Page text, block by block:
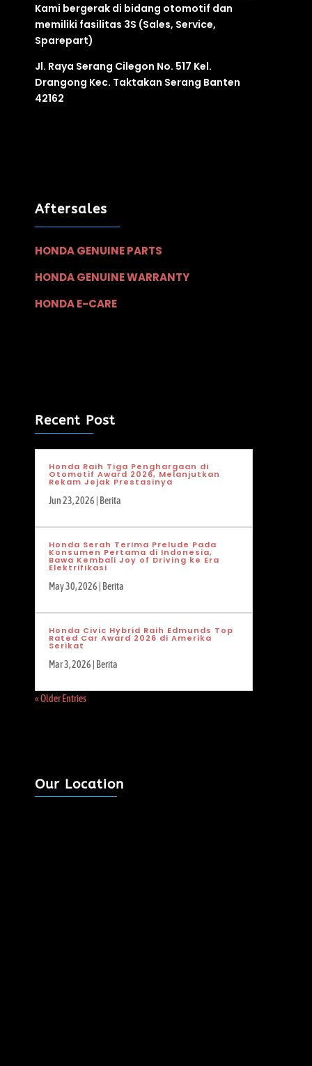
Kami bergerak di bidang otomotif dan
memiliki fasilitas 3S (Sales, Service,
Sparepart)
Jl. Raya Serang Cilegon No. 517 Kel.
Drangong Kec. Taktakan Serang Banten
42162
Aftersales
HONDA GENUINE PARTS
HONDA GENUINE WARRANTY
HONDA E-CARE
Recent Post
Honda Raih Tiga Penghargaan di
Otomotif Award 2026, Melanjutkan
Rekam Jejak Prestasinya
Jun 23, 2026
Berita
Honda Serah Terima Prelude Pada
Konsumen Pertama di Indonesia,
Bawa Kembali Joy of Driving ke Era
Elektrifikasi
May 30, 2026
Berita
Honda Civic Hybrid Raih Edmunds Top
Rated Car Award 2026 di Amerika
Serikat
Mar 3, 2026
Berita
« Older Entries
Our Location